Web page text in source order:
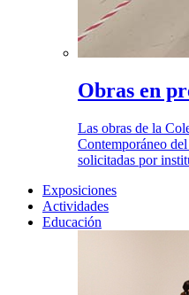
Obras en
Las obras de la
Contemporáneo
solicitadas por
Exposiciones
Actividades
Educación